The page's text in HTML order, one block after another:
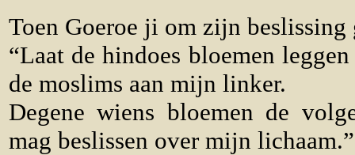
Toen Goeroe ji om zijn beslissing
“Laat de hindoes bloemen
de moslims aan mijn linker.
Degene wiens bloemen de
mag beslissen over mijn lichaam.”